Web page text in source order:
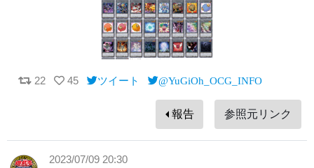
22 45 ツイート @YuGiOh_OCG_INFO
報告 参照元リンク
2023/07/09 20:30